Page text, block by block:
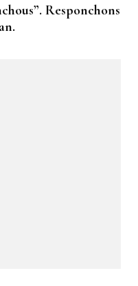
Responchons